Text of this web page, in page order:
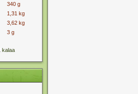
340 g
1,31 kg
3,62 kg
3 g
kalaa